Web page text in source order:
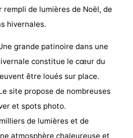
rempli de lumières de Noël, de
hivernales.
grande patinoire dans une
constitue le cœur du
être loués sur place.
site propose de nombreuses
et spots photo.
de lumières et de
atmosphère chaleureuse et